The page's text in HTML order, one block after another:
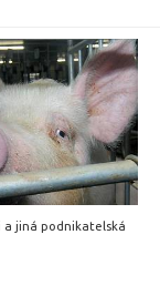
a jiná podnikatelská